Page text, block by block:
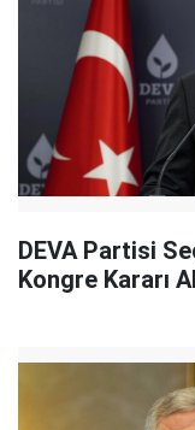
DEVA Partisi
Kongre Kararı